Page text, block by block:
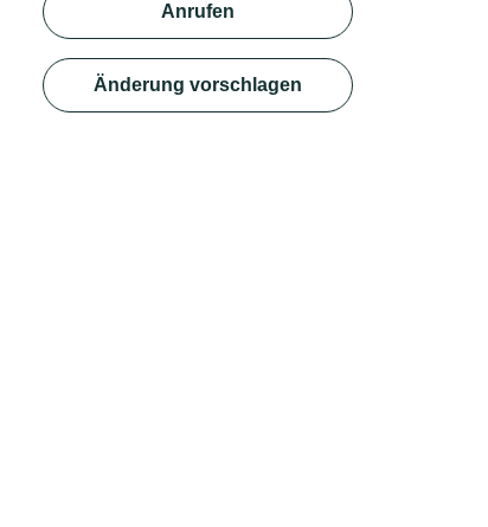
Anrufen
Änderung vorschlagen